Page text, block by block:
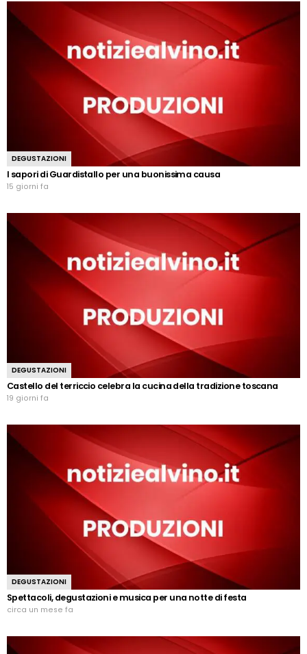
DEGUSTAZIONI
I sapori di Guardistallo per una buonissima causa
15 giorni fa
DEGUSTAZIONI
Castello del terriccio celebra la cucina della tradizione toscana
19 giorni fa
DEGUSTAZIONI
Spettacoli, degustazioni e musica per una notte di festa
circa un mese fa